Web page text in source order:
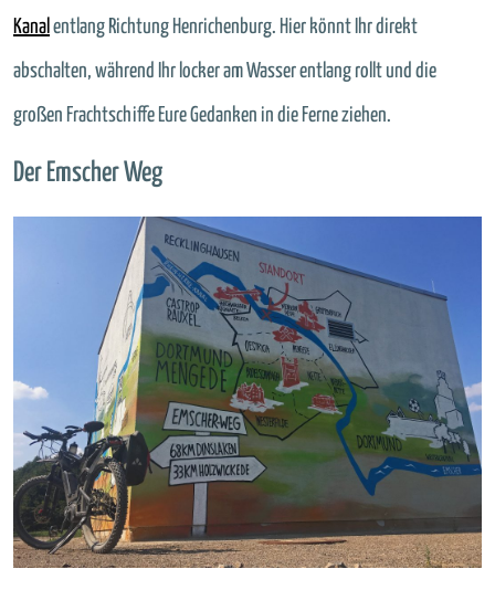
Kanal entlang Richtung Henrichenburg. Hier könnt Ihr direkt
abschalten, während Ihr locker am Wasser entlang rollt und die
großen Frachtschiffe Eure Gedanken in die Ferne ziehen.
Der Emscher Weg